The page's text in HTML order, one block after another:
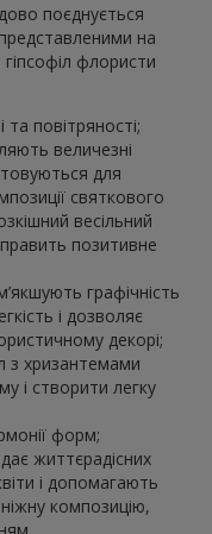
поєднується
на
флористи
повітряності;
величезні
для
святкового
весільний
позитивне
графічність
і дозволяє
декорі;
з хризантемами
і створити легку
форм;
життєрадісних
і допомагають
композицію,